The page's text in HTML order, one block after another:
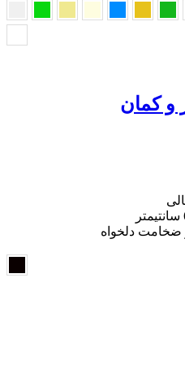
و کمان
دلخواه